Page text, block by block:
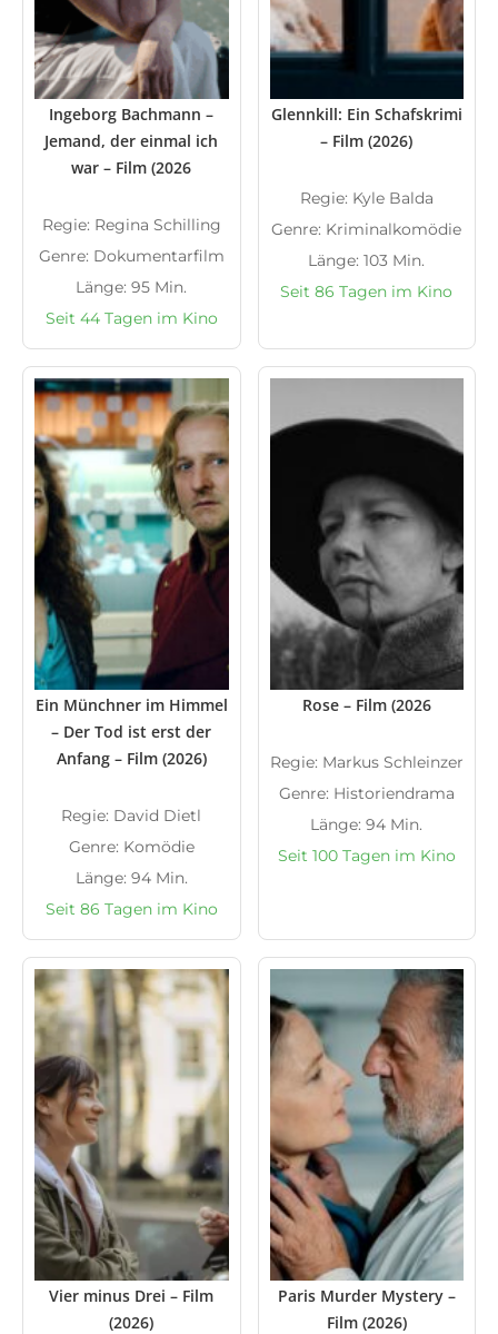
Ingeborg Bachmann –
Jemand, der einmal ich
war – Film (2026
Regie: Regina Schilling
Genre: Dokumentarfilm
Länge: 95 Min.
Seit 44 Tagen im Kino
Glennkill: Ein Schafskrimi
– Film (2026)
Regie: Kyle Balda
Genre: Kriminalkomödie
Länge: 103 Min.
Seit 86 Tagen im Kino
Ein Münchner im Himmel
– Der Tod ist erst der
Anfang – Film (2026)
Regie: David Dietl
Genre: Komödie
Länge: 94 Min.
Seit 86 Tagen im Kino
Rose – Film (2026
Regie: Markus Schleinzer
Genre: Historiendrama
Länge: 94 Min.
Seit 100 Tagen im Kino
Vier minus Drei – Film
(2026)
Paris Murder Mystery –
Film (2026)